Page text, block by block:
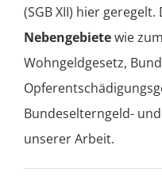
(SGB XII) hier
Nebengebietewie
Wohngeldgesetz,
Bundeselterngeld-
unserer Arbeit.